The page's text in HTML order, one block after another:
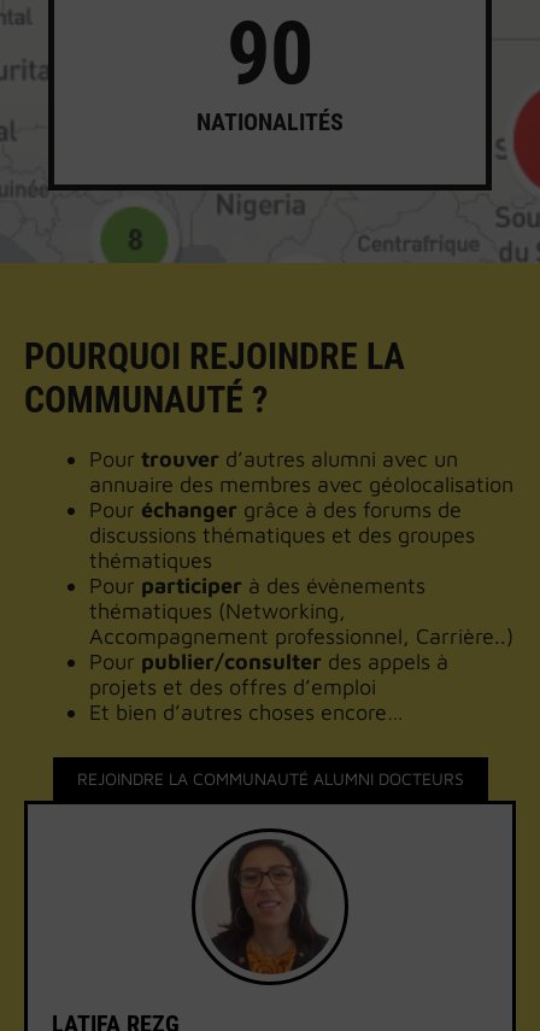
90
NATIONALITÉS
POURQUOI REJOINDRE LA
COMMUNAUTÉ ?
Pour trouver d’autres alumni avec un
annuaire des membres avec géolocalisation
Pour échanger grâce à des forums de
discussions thématiques et des groupes
thématiques
Pour participer à des évènements
thématiques (Networking,
Accompagnement professionnel, Carrière..)
Pour publier/consulter des appels à
projets et des offres d’emploi
Et bien d’autres choses encore…
REJOINDRE LA COMMUNAUTÉ ALUMNI DOCTEURS
LATIFA REZG